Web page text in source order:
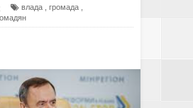
влада громада